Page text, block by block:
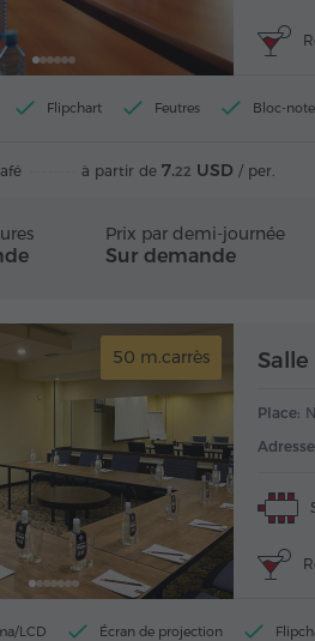
Flipchart Feutres Bloc-
à partir de 7.22 USD / per.
Prix par demi-journée
Sur demande
50 m.carrès
Place:
LCD Écran de projection